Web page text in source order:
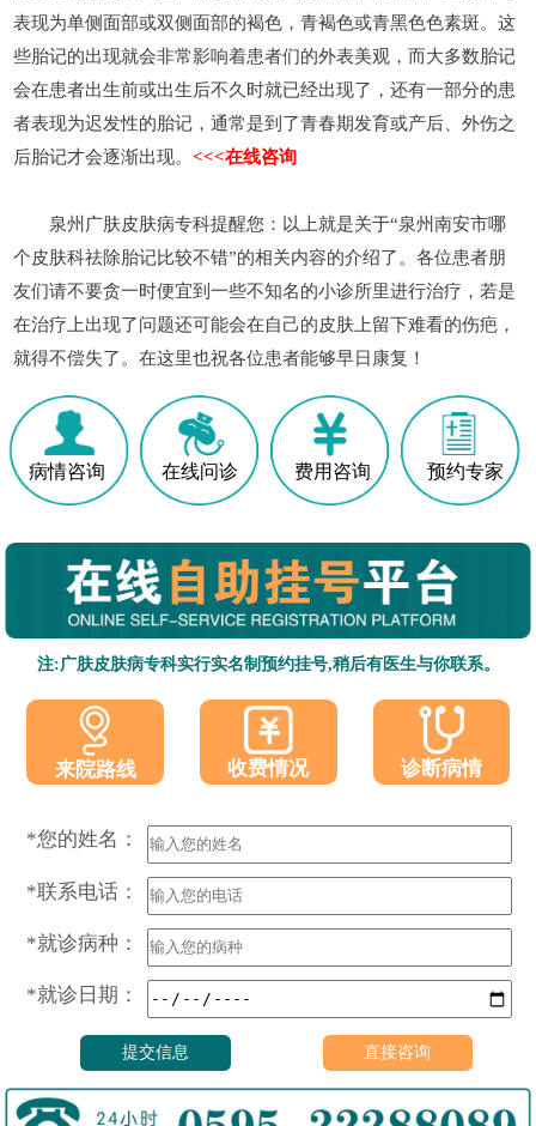
表现为单侧面部或双侧面部的褐色，青褐色或青黑色色素斑。这
些胎记的出现就会非常影响着患者们的外表美观，而大多数胎记
会在患者出生前或出生后不久时就已经出现了，还有一部分的患
者表现为迟发性的胎记，通常是到了青春期发育或产后、外伤之
后胎记才会逐渐出现。<<<在线咨询
泉州广肤皮肤病专科提醒您：以上就是关于“泉州南安市哪
个皮肤科祛除胎记比较不错”的相关内容的介绍了。各位患者朋
友们请不要贪一时便宜到一些不知名的小诊所里进行治疗，若是
在治疗上出现了问题还可能会在自己的皮肤上留下难看的伤疤，
就得不偿失了。在这里也祝各位患者能够早日康复！
病情咨询 在线问诊 费用咨询 预约专家
注:广肤皮肤病专科实行实名制预约挂号,稍后有医生与你联系。
来院路线 收费情况 诊断病情
*您的姓名：
*联系电话：
*就诊病种：
*就诊日期：